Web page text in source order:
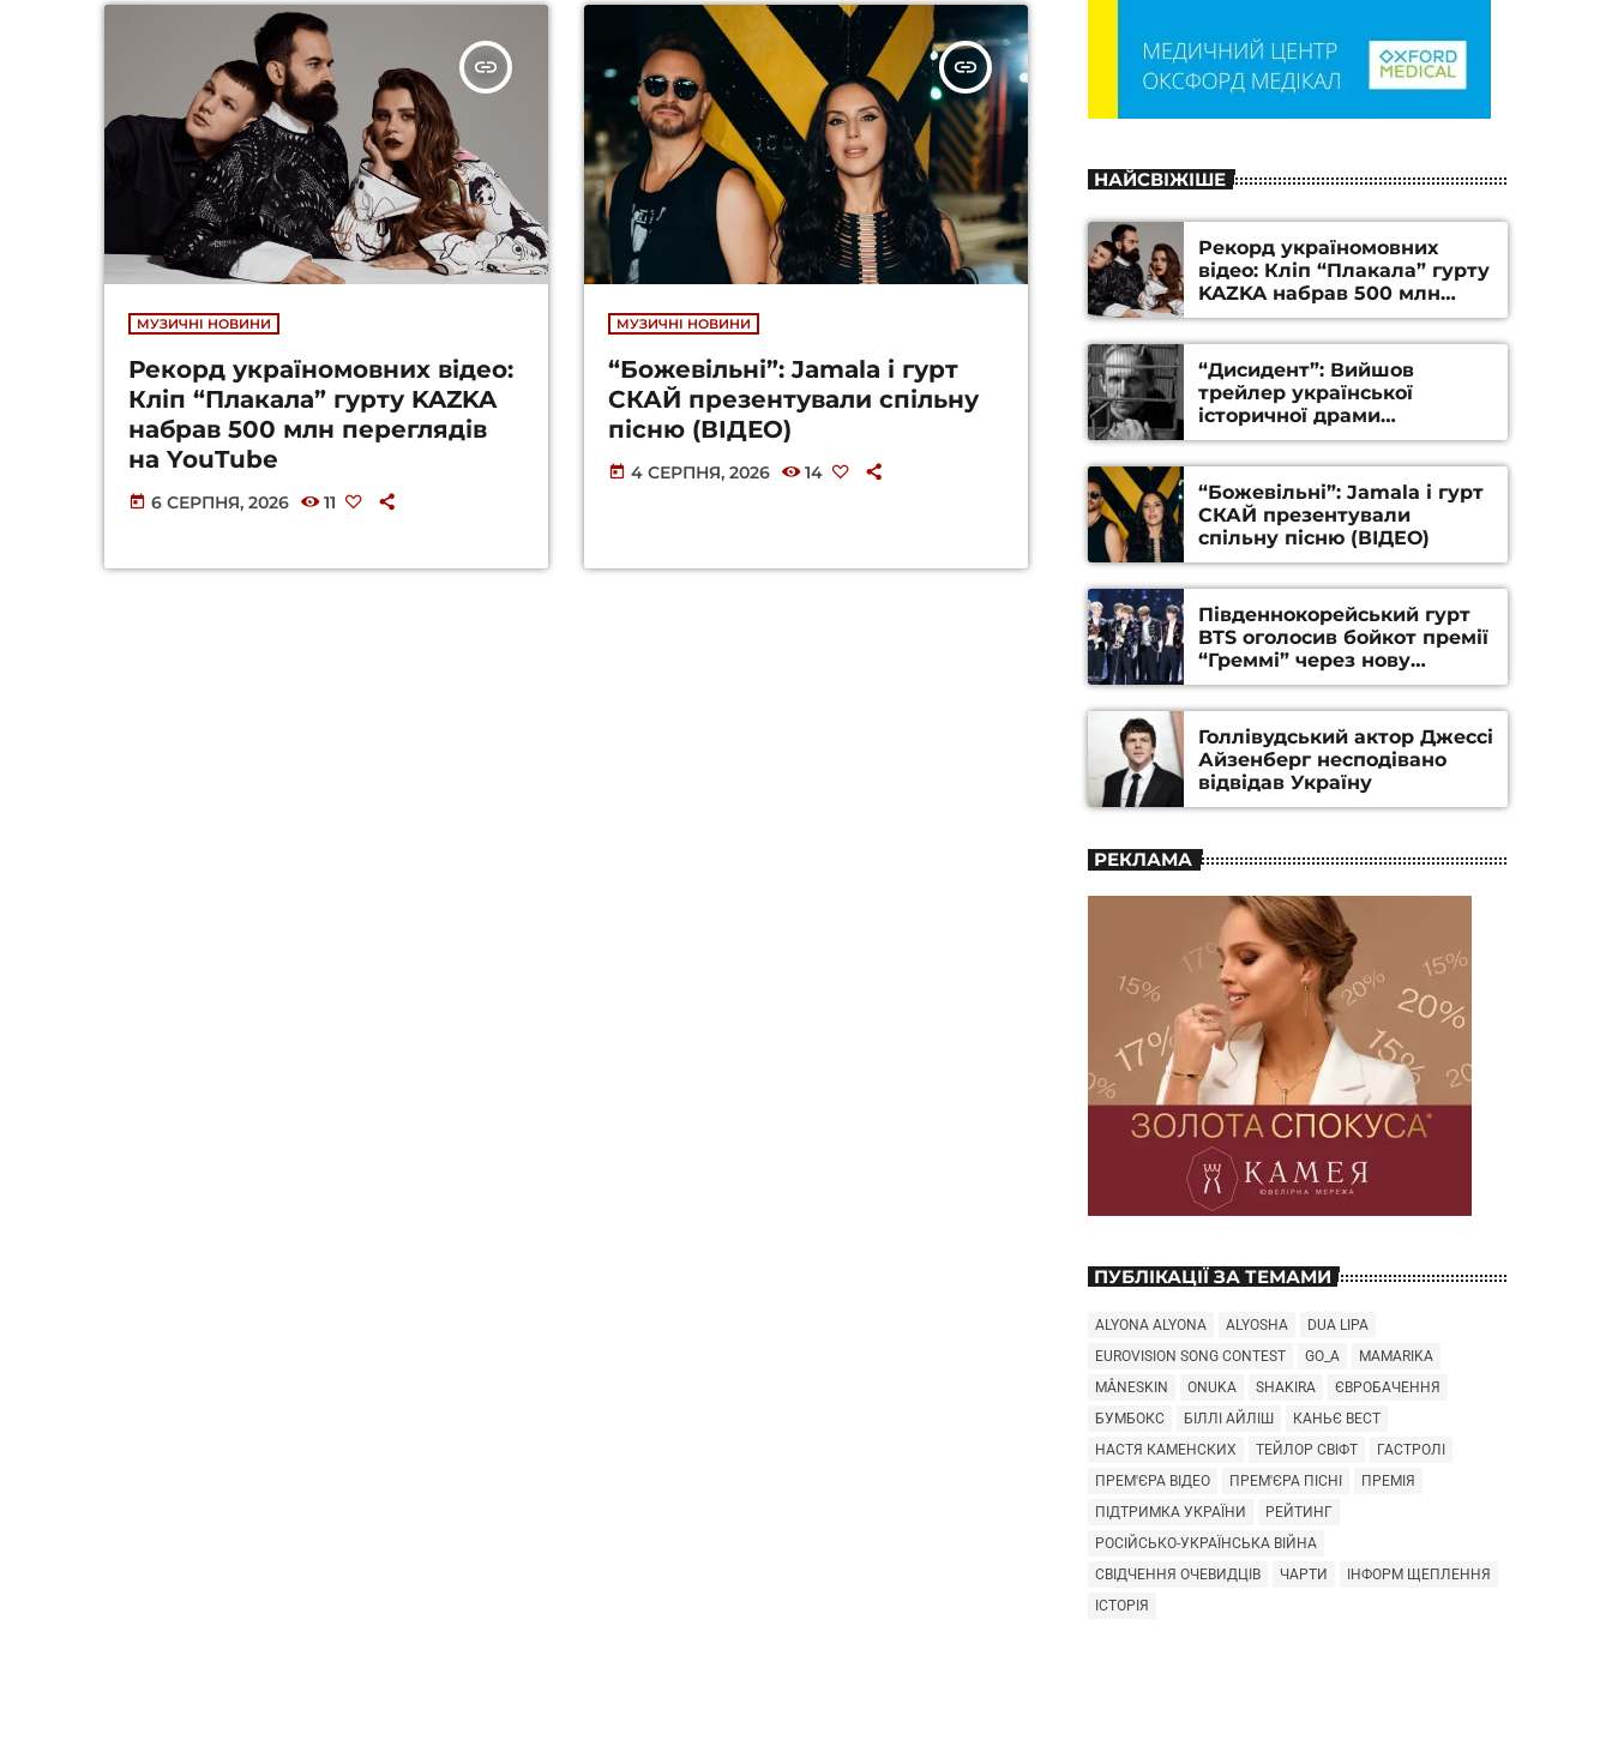
insert_link
МУЗИЧНІ НОВИНИ
Рекорд україномовних відео:
Кліп “Плакала” гурту KAZKA
набрав 500 млн переглядів
на YouTube
today 6 СЕРПНЯ, 2026 11
insert_link
МУЗИЧНІ НОВИНИ
“Божевільні”: Jamala і гурт
СКАЙ презентували спільну
пісню (ВІДЕО)
today 4 СЕРПНЯ, 2026 14
НАЙСВІЖІШЕ
Рекорд україномовних
відео: Кліп “Плакала” гурту
KAZKA набрав 500 млн
переглядів на YouTube
“Дисидент”: Вийшов
трейлер української
історичної драми
Станіслава Гуренка та
Андрія Алфьорова (ВІДЕО)
“Божевільні”: Jamala і гурт
СКАЙ презентували
спільну пісню (ВІДЕО)
Південнокорейський гурт
BTS оголосив бойкот премії
“Греммі” через нову
номінацію
Голлівудський актор Джессі
Айзенберг несподівано
відвідав Україну
РЕКЛАМА
ПУБЛІКАЦІЇ ЗА ТЕМАМИ
ALYONA ALYONA ALYOSHA
DUA LIPA
EUROVISION SONG CONTEST
GO_A
MAMARIKA
MÅNESKIN
ONUKA SHAKIRA
ЄВРОБАЧЕННЯ
БУМБОКС
БІЛЛІ АЙЛІШ
КАНЬЄ ВЕСТ
НАСТЯ КАМЕНСКИХ
ТЕЙЛОР СВІФТ
ГАСТРОЛІ
ПРЕМ'ЄРА ВІДЕО
ПРЕМ'ЄРА ПІСНІ
ПРЕМІЯ
ПІДТРИМКА УКРАЇНИ
РЕЙТИНГ
РОСІЙСЬКО-УКРАЇНСЬКА ВІЙНА
СВІДЧЕННЯ ОЧЕВИДЦІВ
ЧАРТИ
ІНФОРМ ЩЕПЛЕННЯ
ІСТОРІЯ